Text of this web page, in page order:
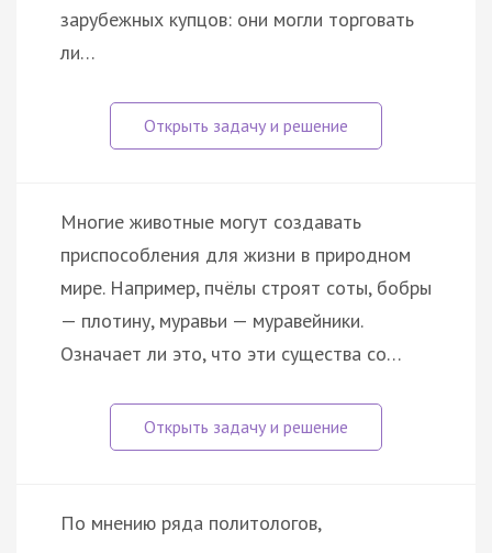
зарубежных купцов: они могли торговать
ли…
Многие животные могут создавать
приспособления для жизни в природном
мире. Например, пчёлы строят соты, бобры
— плотину, муравьи — муравейники.
Означает ли это, что эти существа со…
По мнению ряда политологов,